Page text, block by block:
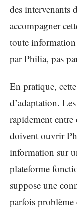
des intervenants
accompagner
toute information
par Philia, pas
En pratique,
d’adaptation.
rapidement entre
doivent ouvrir
information sur
plateforme
suppose une
parfois problème